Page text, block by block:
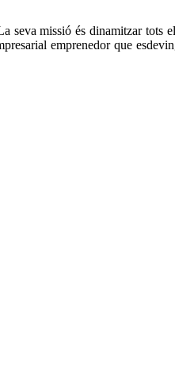
missió és dinamitzar tots
emprenedor que